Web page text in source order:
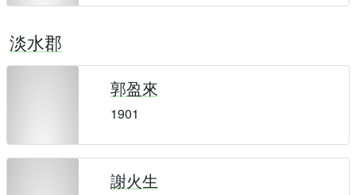
淡水郡
郭盈來
1901
謝火生